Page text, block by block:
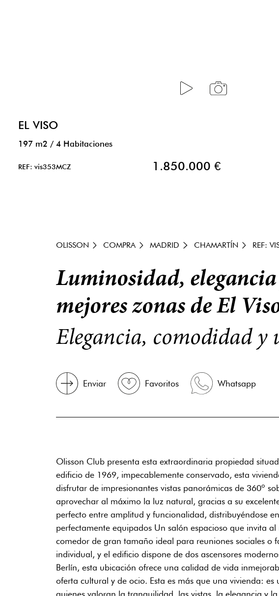
EL VISO
197 m2 / 4 Habitaciones
REF: vis353MCZ 1.850.000 €
OLISSON COMPRA MADRID CHAMARTÍN REF:
Luminosidad,
mejores zonas de El
Elegancia, comodidad y
Enviar Favoritos Whatsapp
Olisson Club presenta esta extraordinaria propiedad
edificio de 1969, impecablemente conservado, esta
disfrutar de impresionantes vistas panorámicas de 360º
aprovechar al máximo la luz natural, gracias a su
perfecto entre amplitud y funcionalidad, distribuyéndose
perfectamente equipados Un salón espacioso que invita
comedor de gran tamaño ideal para reuniones sociales o
individual, y el edificio dispone de dos ascensores
Berlín, esta ubicación ofrece una calidad de vida
oferta cultural y de ocio. Esta es más que una vivienda:
quienes valoran la tranquilidad, las vistas, la elegancia y